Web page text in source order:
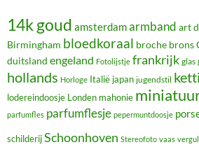
14k goud amsterdamarmband art
Birmingham bloedkoraal broche brons
duitsland engeland Fotolijstje frankrijk glas
hollands Horloge Italië japan jugendstil
lodereindoosje Londen mahonie
parfumfles parfumflesje pepermuntdoosje
schilderijSchoonhoven Stereofoto vaas